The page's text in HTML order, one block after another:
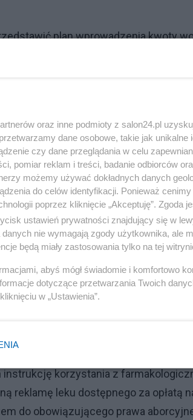
plan wprowadzenia kwoty
w Ministerstwie Finansów, więc
aby było to możliwie szybko, natomiast
- zaznaczył Domański w Radiu
obliguje do rozliczania się z VAT-u.
się z VAT-u będzie powyżej 240
minister ds. równości Katarzyny
korzystania z
reklamę leku dostępnego za opłatą
do obowiązującego prawa
oraz inne podmioty z salon24.pl
dane osobowe, takie jak unikalne
czy dane przeglądania w celu
pomiar reklam i treści, badanie odbiorców
możemy używać dokładnych danych
do celów identyfikacji. Ponieważ
poprzez kliknięcie „Akceptuję”. Zgoda
ustawień prywatności znajdujący się w
nie wymagają zgody użytkownika, ale
będą miały zastosowania tylko na tej
abyś mógł świadomie i komfortowo
dotyczące przetwarzania Twoich
w „Ustawienia”.